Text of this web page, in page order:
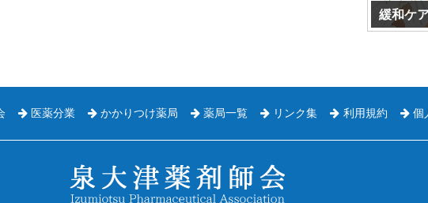
緩和ケ
外部サイ
医薬分業 かかりつけ薬局 薬局一覧 リンク集 利用規約 個